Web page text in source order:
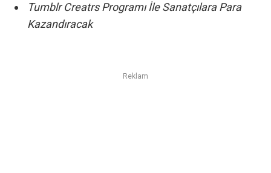
Tumblr Creatrs Programı İle Sanatçılara Para
Kazandıracak
Reklam